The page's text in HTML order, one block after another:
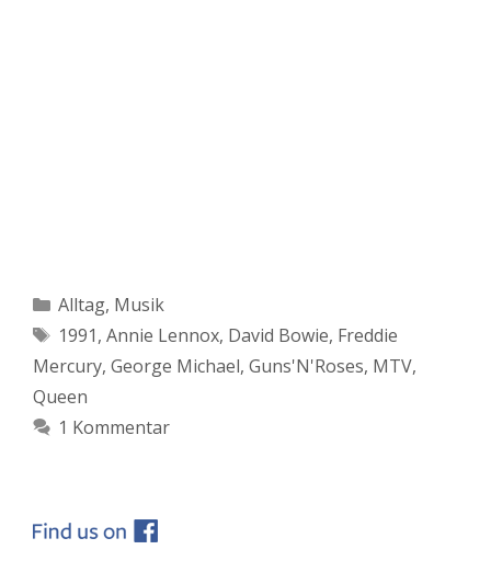
Kategorien
Alltag, Musik
Schlagwörter
1991, Annie Lennox, David Bowie, Freddie
Mercury, George Michael, Guns'N'Roses, MTV,
Queen
1 Kommentar